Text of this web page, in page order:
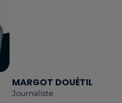
MARGOT DOUÉTIL
Journaliste